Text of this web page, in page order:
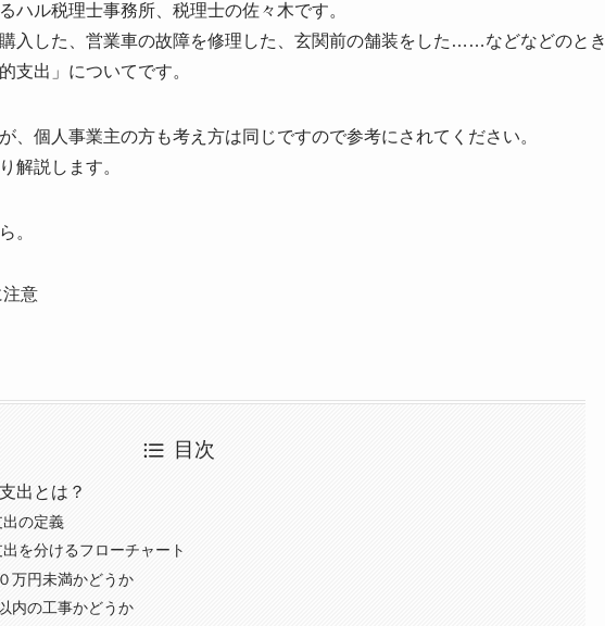
ハル税理士事務所、税理士の佐々木です。
入した、営業車の故障を修理した、玄関前の舗装をした……などなどのとき
支出」についてです。
、個人事業主の方も考え方は同じですので参考にされてください。
解説します。
。
注意
目次
出とは？
の定義
を分けるフローチャート
万円未満かどうか
内の工事かどうか